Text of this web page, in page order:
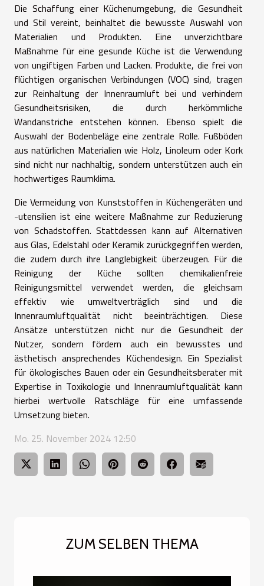
Die Schaffung einer Küchenumgebung, die Gesundheit
und Stil vereint, beinhaltet die bewusste Auswahl von
Materialien und Produkten. Eine unverzichtbare
Maßnahme für eine gesunde Küche ist die Verwendung
von ungiftigen Farben und Lacken. Produkte, die frei von
flüchtigen organischen Verbindungen (VOC) sind, tragen
zur Reinhaltung der Innenraumluft bei und verhindern
Gesundheitsrisiken, die durch herkömmliche
Wandanstriche entstehen können. Ebenso spielt die
Auswahl der Bodenbeläge eine zentrale Rolle. Fußböden
aus natürlichen Materialien wie Holz, Linoleum oder Kork
sind nicht nur nachhaltig, sondern unterstützen auch ein
hochwertiges Raumklima.
Die Vermeidung von Kunststoffen in Küchengeräten und
-utensilien ist eine weitere Maßnahme zur Reduzierung
von Schadstoffen. Stattdessen kann auf Alternativen
aus Glas, Edelstahl oder Keramik zurückgegriffen werden,
die zudem durch ihre Langlebigkeit überzeugen. Für die
Reinigung der Küche sollten chemikalienfreie
Reinigungsmittel verwendet werden, die gleichsam
effektiv wie umweltverträglich sind und die
Innenraumluftqualität nicht beeinträchtigen. Diese
Ansätze unterstützen nicht nur die Gesundheit der
Nutzer, sondern fördern auch ein bewusstes und
ästhetisch ansprechendes Küchendesign. Ein Spezialist
für ökologisches Bauen oder ein Gesundheitsberater mit
Expertise in Toxikologie und Innenraumluftqualität kann
hierbei wertvolle Ratschläge für eine umfassende
Umsetzung bieten.
Mo. 25. November 2024 12:50
ZUM SELBEN THEMA